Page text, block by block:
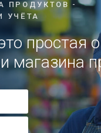
ПРОДУКТОВ -
УЧЁТА
простая
магазина